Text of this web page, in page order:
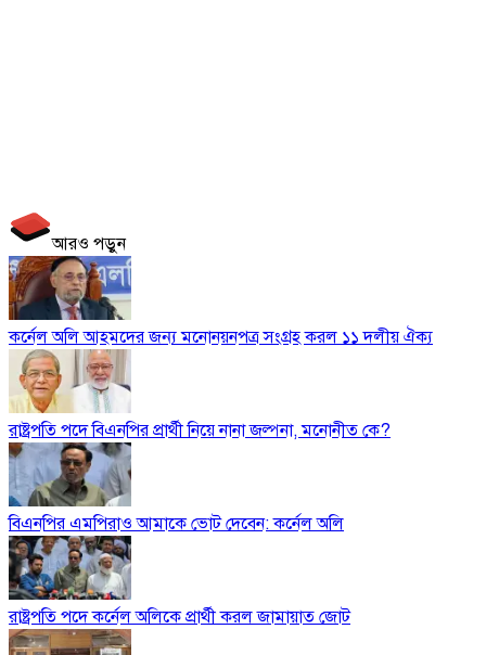
আরও পড়ুন
কর্নেল অলি আহমদের জন্য মনোনয়নপত্র সংগ্রহ করল ১১ দলীয় ঐক্য
রাষ্ট্রপতি পদে বিএনপির প্রার্থী নিয়ে নানা জল্পনা, মনোনীত কে?
বিএনপির এমপিরাও আমাকে ভোট দেবেন: কর্নেল অলি
রাষ্ট্রপতি পদে কর্নেল অলিকে প্রার্থী করল জামায়াত জোট